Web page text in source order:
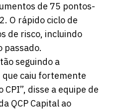
de 75 pontos-
O rápido ciclo de
de risco, incluindo
passado.
seguindo a
caiu fortemente
disse a equipe de
QCP Capital ao